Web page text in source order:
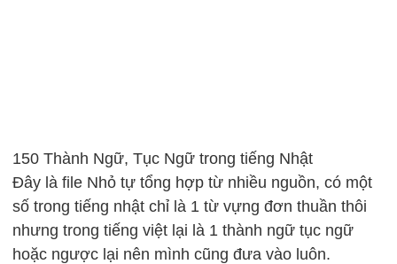
150 Thành Ngữ, Tục Ngữ trong tiếng Nhật
Đây là file Nhỏ tự tổng hợp từ nhiều nguồn, có một
số trong tiếng nhật chỉ là 1 từ vựng đơn thuần thôi
nhưng trong tiếng việt lại là 1 thành ngữ tục ngữ
hoặc ngược lại nên mình cũng đưa vào luôn.